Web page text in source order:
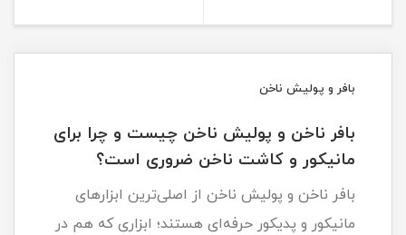
بافر و پولیش ناخن
بافر ناخن و پولیش ناخن چیست و چرا برای
مانیکور و کاشت ناخن ضروری است؟
بافر ناخن و پولیش ناخن از اصلی‌ترین ابزارهای
مانیکور و پدیکور حرفه‌ای هستند؛ ابزاری که هم در